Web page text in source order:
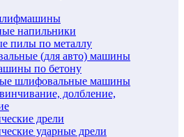
напильники
пилы по металлу
(для авто) машины
по бетону
шлифовальные машины
долбление,
дрели
ударные дрели